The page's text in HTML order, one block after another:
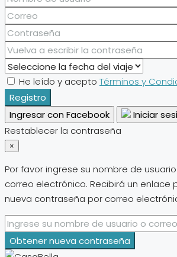
He leído y acepto Términos y
Registro
Ingresar con Facebook
Iniciar
Restablecer la contraseña
×
Por favor ingrese su nombre de
correo electrónico. Recibirá un enlace
nueva contraseña por correo
Obtener nueva contraseña